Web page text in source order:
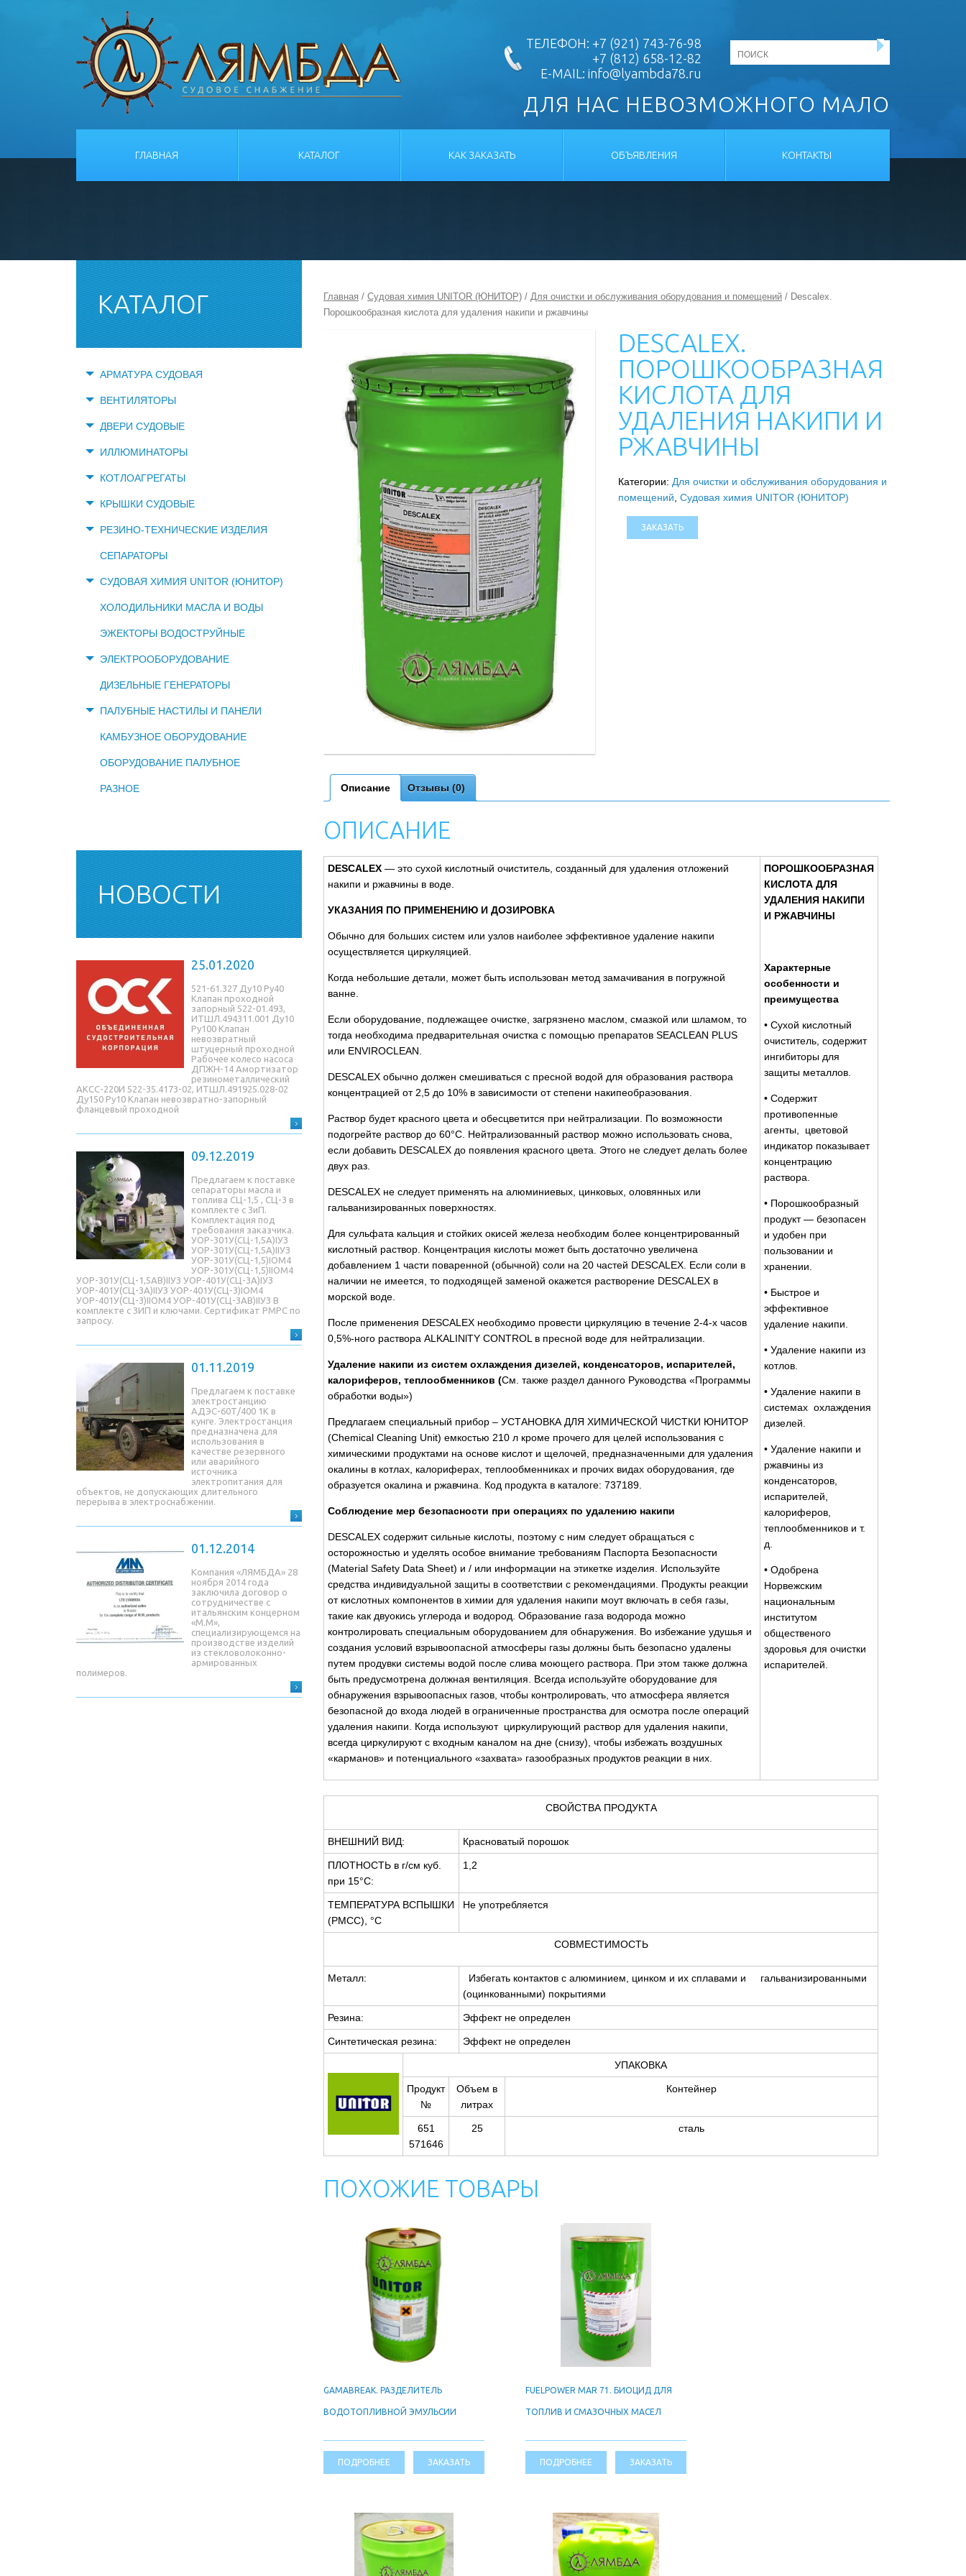
ТЕЛЕФОН: +7 (921) 743-76-98
+7 (812) 658-12-82
E-MAIL: info@lyambda78.ru
ДЛЯ НАС НЕВОЗМОЖНОГО МАЛО
ГЛАВНАЯ КАТАЛОГ КАК ЗАКАЗАТЬ ОБЪЯВЛЕНИЯ КОНТАКТЫ
КАТАЛОГ
АРМАТУРА СУДОВАЯ
ВЕНТИЛЯТОРЫ
ДВЕРИ СУДОВЫЕ
ИЛЛЮМИНАТОРЫ
КОТЛОАГРЕГАТЫ
КРЫШКИ СУДОВЫЕ
РЕЗИНО-ТЕХНИЧЕСКИЕ ИЗДЕЛИЯ
СЕПАРАТОРЫ
СУДОВАЯ ХИМИЯ UNITOR (ЮНИТОР)
ХОЛОДИЛЬНИКИ МАСЛА И ВОДЫ
ЭЖЕКТОРЫ ВОДОСТРУЙНЫЕ
ЭЛЕКТРООБОРУДОВАНИЕ
ДИЗЕЛЬНЫЕ ГЕНЕРАТОРЫ
ПАЛУБНЫЕ НАСТИЛЫ И ПАНЕЛИ
КАМБУЗНОЕ ОБОРУДОВАНИЕ
ОБОРУДОВАНИЕ ПАЛУБНОЕ
РАЗНОЕ
НОВОСТИ
25.01.2020
521-61.327 Ду10 Ру40
Клапан проходной
запорный 522-01.493,
ИТШЛ.494311.001 Ду10
Ру100 Клапан
невозвратный
штуцерный проходной
Рабочее колесо насоса
ДПЖН-14 Амортизатор
резинометаллический
АКСС-220И 522-35.4173-02, ИТШЛ.491925.028-02
Ду150 Ру10 Клапан невозвратно-запорный
фланцевый проходной
09.12.2019
Предлагаем к поставке
сепараторы масла и
топлива СЦ-1,5 , СЦ-3 в
комплекте с ЗиП.
Комплектация под
требования заказчика.
УОР-301У(СЦ-1,5A)IУЗ
УОР-301У(СЦ-1,5A)IIУЗ
УОР-301У(СЦ-1,5)IОМ4
УОР-301У(СЦ-1,5)IIОМ4
УОР-301У(СЦ-1,5AB)IIУЗ УОР-401У(СЦ-3A)IУЗ
УОР-401У(СЦ-3A)IIУЗ УОР-401У(СЦ-3)IОМ4
УОР-401У(СЦ-3)IIОМ4 УОР-401У(СЦ-3AB)IIУЗ В
комплекте с ЗИП и ключами. Сертификат РМРС по
запросу.
01.11.2019
Предлагаем к поставке
электростанцию
АДЭС-60Т/400 1К в
кунге. Электростанция
предназначена для
использования в
качестве резервного
или аварийного
источника
электропитания для
объектов, не допускающих длительного
перерыва в электроснабжении.
01.12.2014
Компания «ЛЯМБДА» 28
ноября 2014 года
заключила договор о
сотрудничестве с
итальянским концерном
«М.М»,
специализирующемся на
производстве изделий
из стекловолоконно-
армированных
полимеров.
Главная / Судовая химия UNITOR (ЮНИТОР) / Для очистки и обслуживания оборудования и помещений / Descalex.
Порошкообразная кислота для удаления накипи и ржавчины
DESCALEX.
ПОРОШКООБРАЗНАЯ
КИСЛОТА ДЛЯ
УДАЛЕНИЯ НАКИПИ И
РЖАВЧИНЫ
Категории: Для очистки и обслуживания оборудования и
помещений Судовая химия UNITOR (ЮНИТОР)
ЗАКАЗАТЬ
Описание Отзывы (0)
ОПИСАНИЕ
DESCALEX — это сухой кислотный очиститель, созданный для удаления отложений
накипи и ржавчины в воде.
УКАЗАНИЯ ПО ПРИМЕНЕНИЮ И ДОЗИРОВКА
Обычно для больших систем или узлов наиболее эффективное удаление накипи
осуществляется циркуляцией.
Когда небольшие детали, может быть использован метод замачивания в погружной
ванне.
Если оборудование, подлежащее очистке, загрязнено маслом, смазкой или шламом, то
тогда необходима предварительная очистка с помощью препаратов SEACLEAN PLUS
или ENVIROCLEAN.
DESCALEX обычно должен смешиваться с пресной водой для образования раствора
концентрацией от 2,5 до 10% в зависимости от степени накипеобраэования.
Раствор будет красного цвета и обесцветится при нейтрализации. По возможности
подогрейте раствор до 60°С. Нейтрализованный раствор можно использовать снова,
если добавить DESCALEX до появления красного цвета. Этого не следует делать более
двух раз.
DESCALEX не следует применять на алюминиевых, цинковых, оловянных или
гальванизированных поверхностях.
Для сульфата кальция и стойких окисей железа необходим более концентрированный
кислотный раствор. Концентрация кислоты может быть достаточно увеличена
добавлением 1 части поваренной (обычной) соли на 20 частей DESCALEX. Если соли в
наличии не имеется, то подходящей заменой окажется растворение DESCALEX в
морской воде.
После применения DESCALEX необходимо провести циркуляцию в течение 2-4-х часов
0,5%-ного раствора ALKALINlTY CONTROL в пресной воде для нейтрализации.
Удаление накипи из систем охлаждения дизелей, конденсаторов, испарителей,
калориферов, теплообменников (См. также раздел данного Руководства «Программы
обработки воды»)
Предлагаем специальный прибор – УСТАНОВКА ДЛЯ ХИМИЧЕСКОЙ ЧИСТКИ ЮНИТОР
(Chemical Cleaning Unit) емкостью 210 л кроме прочего для целей использования с
химическими продуктами на основе кислот и щелочей, предназначенными для удаления
окалины в котлах, калориферах, теплообменниках и прочих видах оборудования, где
образуется окалина и ржавчина. Код продукта в каталоге: 737189.
Соблюдение мер безопасности при операциях по удалению накипи
DESCALEX содержит сильные кислоты, поэтому с ним следует обращаться с
осторожностью и уделять особое внимание требованиям Паспорта Безопасности
(Material Safety Data Sheet) и / или информации на этикетке изделия. Используйте
средства индивидуальной защиты в соответствии с рекомендациями. Продукты реакции
от кислотных компонентов в химии для удаления накипи моут включать в себя газы,
такие как двуокись углерода и водород. Образование газа водорода можно
контролировать специальным оборудованием для обнаружения. Во избежание удушья и
создания условий взрывоопасной атмосферы газы должны быть безопасно удалены
путем продувки системы водой после слива моющего раствора. При этом также должна
быть предусмотрена должная вентиляция. Всегда используйте оборудование для
обнаружения взрывоопасных газов, чтобы контролировать, что атмосфера является
безопасной до входа людей в ограниченные пространства для осмотра после операций
удаления накипи. Когда используют циркулирующий раствор для удаления накипи,
всегда циркулируют с входным каналом на дне (снизу), чтобы избежать воздушных
«карманов» и потенциального «захвата» газообразных продуктов реакции в них.
ПОРОШКООБРАЗНАЯ
КИСЛОТА ДЛЯ
УДАЛЕНИЯ НАКИПИ
И РЖАВЧИНЫ
Характерные
особенности и
преимущества
• Сухой кислотный
очиститель, содержит
ингибиторы для
защиты металлов.
• Содержит
противопенные
агенты, цветовой
индикатор показывает
концентрацию
раствора.
• Порошкообразный
продукт — безопасен
и удобен при
пользовании и
хранении.
• Быстрое и
эффективное
удаление накипи.
• Удаление накипи из
котлов.
• Удаление накипи в
системах охлаждения
дизелей.
• Удаление накипи и
ржавчины из
конденсаторов,
испарителей,
калориферов,
теплообменников и т.
д.
• Одобрена
Норвежским
национальным
институтом
общественого
здоровья для очистки
испарителей.
СВОЙСТВА ПРОДУКТА
ВНЕШНИЙ ВИД: Красноватый порошок
ПЛОТНОСТЬ в г/см куб.
при 15°С:
1,2
ТЕМПЕРАТУРА ВСПЫШКИ
(РМСС), °С
Не употребляется
СОВМЕСТИМОСТЬ
Металл:
Избегать контактов с алюминием, цинком и их сплавами и гальванизированными
(оцинкованными) покрытиями
Резина: Эффект не определен
Синтетическая резина: Эффект не определен
УПАКОВКА
Продукт
№
Объем в
литрах
Контейнер
651
571646
25 сталь
ПОХОЖИЕ ТОВАРЫ
GAMABREAK. РАЗДЕЛИТЕЛЬ
ВОДОТОПЛИВНОЙ ЭМУЛЬСИИ
ПОДРОБНЕЕ ЗАКАЗАТЬ
FUELPOWER MAR 71. БИОЦИД ДЛЯ
ТОПЛИВ И СМАЗОЧНЫХ МАСЕЛ
ПОДРОБНЕЕ ЗАКАЗАТЬ